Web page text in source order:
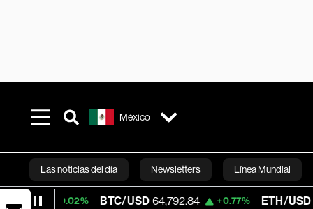
México
Las noticias del día Newsletters Línea Mundial
Bloomberg
BTC/USD 64,792.84 +0.77% ETH/USD 1,916.475